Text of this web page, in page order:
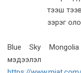
тээш
зэрэг
Blue Sky Mongolia